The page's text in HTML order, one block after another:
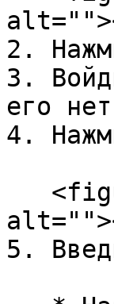
2.
3.
его
4.
5.